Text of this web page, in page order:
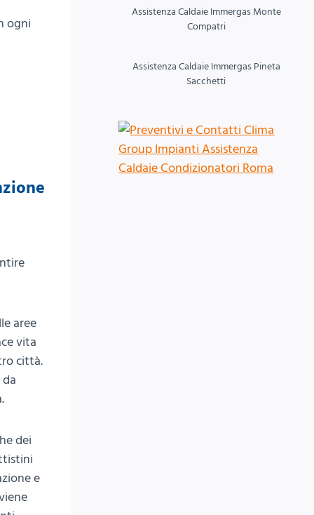
ogni
aree
vita
città.
dei
e
Assistenza Caldaie Immergas Monte
Compatri
Assistenza Caldaie Immergas Pineta
Sacchetti